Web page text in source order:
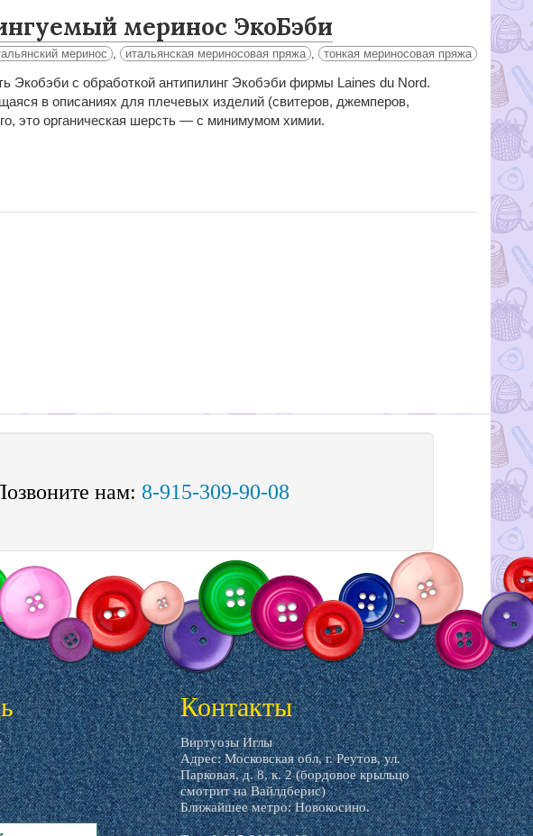
меринос ЭкоБэби
меринос , итальянская мериносовая пряжа , тонкая мериносовая пряжа
Экобэби с обработкой антипилинг Экобэби фирмы Laines du Nord.
в описаниях для плечевых изделий (свитеров, джемперов,
это органическая шерсть — с минимумом химии.
нам: 8-915-309-90-08
Контакты
Виртуозы Иглы
Адрес: Московская обл, г. Реутов, ул.
Парковая, д. 8, к. 2 (бордовое крыльцо
смотрит на Вайлдберис)
Ближайшее метро: Новокосино.